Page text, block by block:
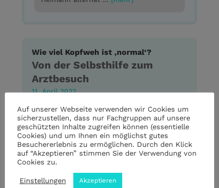
Wie viel Kopfweh ist ‚normal‘?
Von der Selbsthilfe zum
Arztbesuch
11. April 2022
Kein Transkript verfügbar
Auf unserer Webseite verwenden wir Cookies um
sicherzustellen, dass nur Fachgruppen auf unsere
geschützten Inhalte zugreifen können (essentielle
Cookies) und um Ihnen ein möglichst gutes
Besuchererlebnis zu ermöglichen. Durch den Klick
auf “Akzeptieren” stimmen Sie der Verwendung von
Cookies zu.
Einstellungen Akzeptieren